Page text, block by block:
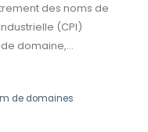
des noms de
(CPI)
domaine,...
de domaines